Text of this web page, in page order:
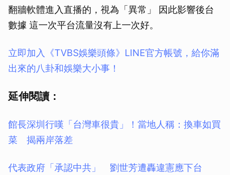
翻牆軟體進入直播的，視為「異常」 因此影響後台
數據 這一次平台流量沒有上一次好。
立即加入《TVBS娛樂頭條》LINE官方帳號，給你滿
出來的八卦和娛樂大小事！
延伸閱讀：
館長深圳行嘆「台灣車很貴」！當地人稱：換車如買
菜 揭兩岸落差
代表政府「承認中共」 劉世芳遭轟違憲應下台